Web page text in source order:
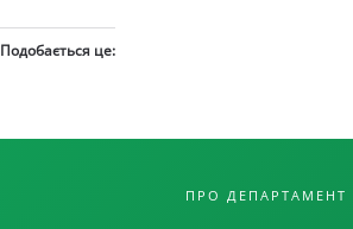
Подобається це:
ПРО ДЕПАРТАМЕНТ